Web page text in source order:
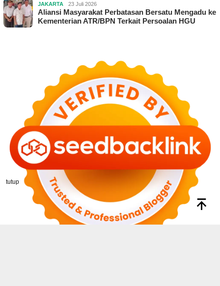
JAKARTA 23 Juli 2026
Aliansi Masyarakat Perbatasan Bersatu Mengadu ke
Kementerian ATR/BPN Terkait Persoalan HGU
tutup